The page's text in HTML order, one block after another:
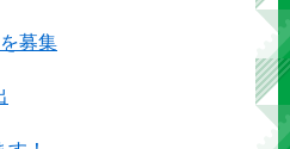
募集